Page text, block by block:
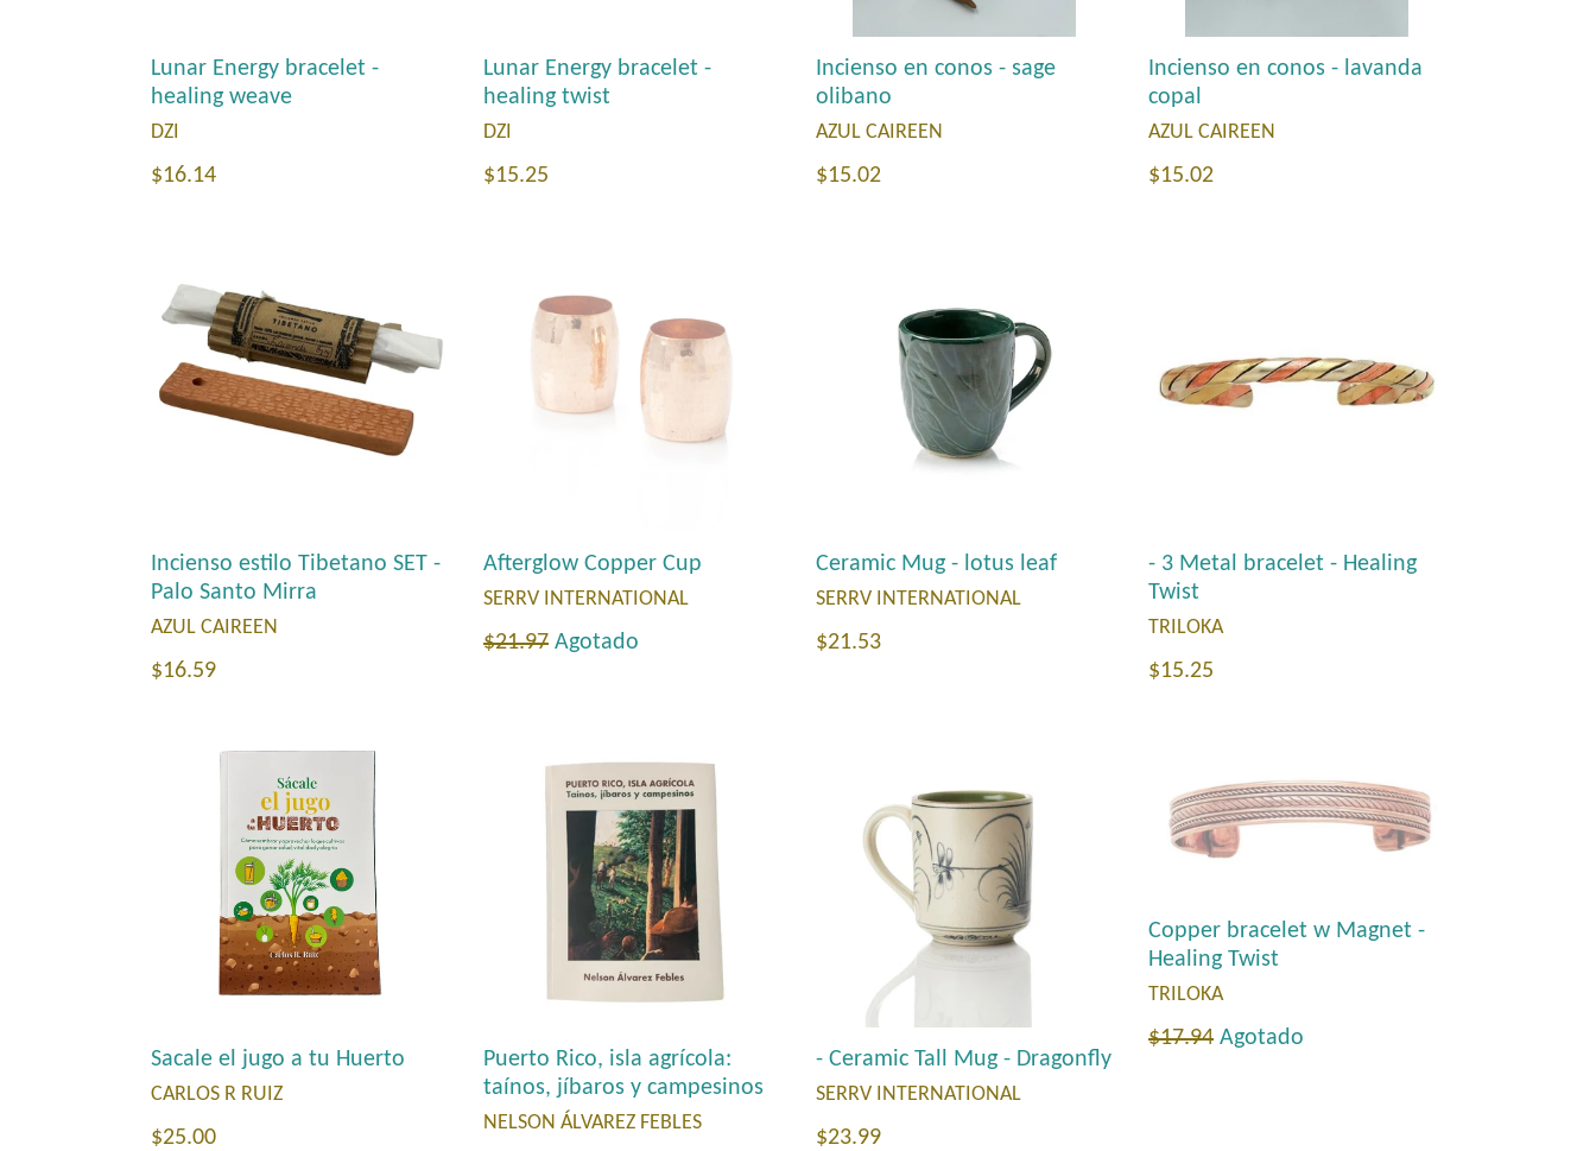
Lunar Energy bracelet -
healing weave
DZI
Precio
$16.14
Lunar Energy bracelet -
healing twist
DZI
Precio
$15.25
Incienso en conos - sage
olibano
AZUL CAIREEN
Precio
$15.02
Incienso en conos - lavanda
copal
AZUL CAIREEN
Precio
$15.02
Incienso estilo Tibetano SET -
Palo Santo Mirra
AZUL CAIREEN
Precio
$16.59
Afterglow Copper Cup
SERRV INTERNATIONAL
Precio
$21.97 Agotado
Ceramic Mug - lotus leaf
SERRV INTERNATIONAL
Precio
$21.53
- 3 Metal bracelet - Healing
Twist
TRILOKA
Precio
$15.25
Sacale el jugo a tu Huerto
CARLOS R RUIZ
Precio
$25.00
Puerto Rico, isla agrícola:
taínos, jíbaros y campesinos
NELSON ÁLVAREZ FEBLES
- Ceramic Tall Mug - Dragonfly
SERRV INTERNATIONAL
Precio
$23.99
Copper bracelet w Magnet -
Healing Twist
TRILOKA
Precio
$17.94 Agotado